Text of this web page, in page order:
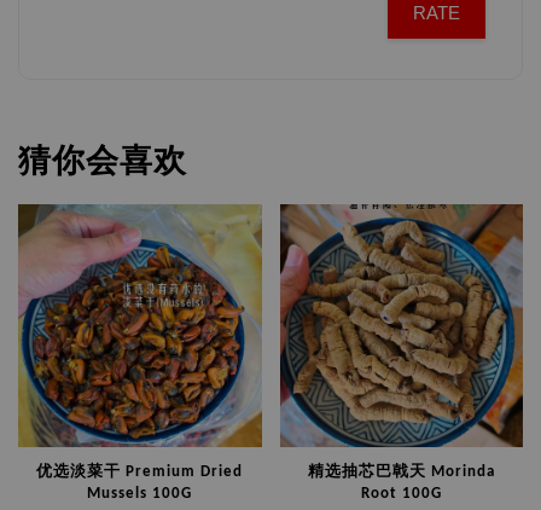
RATE
猜你会喜欢
优选淡菜干 Premium Dried
Mussels 100G
精选抽芯巴戟天 Morinda
Root 100G